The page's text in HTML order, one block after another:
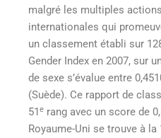
malgré les multiples
internationales qui
un classement établi sur
Gender Index en 2007, sur
de sexe s’évalue entre
(Suède). Ce rapport de
51e rang avec un score de
Royaume-Uni se trouve à la